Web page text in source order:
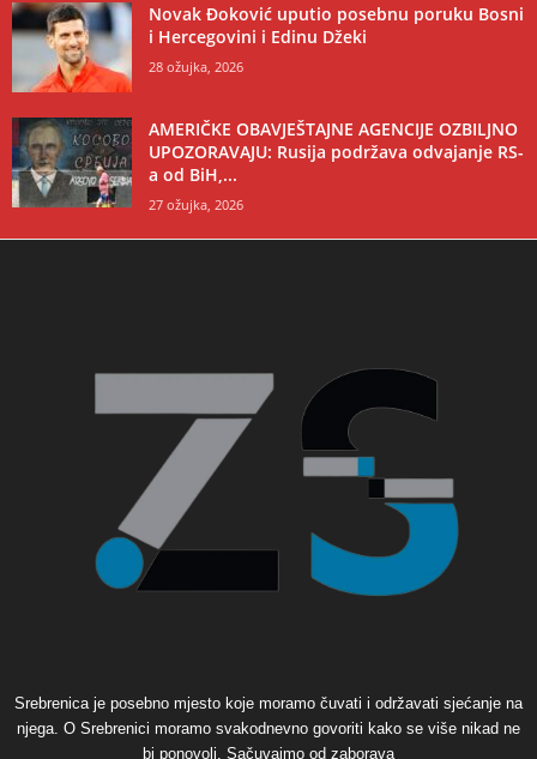
Novak Đoković uputio posebnu poruku Bosni
i Hercegovini i Edinu Džeki
28 ožujka, 2026
AMERIČKE OBAVJEŠTAJNE AGENCIJE OZBILJNO
UPOZORAVAJU: Rusija podržava odvajanje RS-
a od BiH,...
27 ožujka, 2026
Srebrenica je posebno mjesto koje moramo čuvati i održavati sjećanje na
njega. O Srebrenici moramo svakodnevno govoriti kako se više nikad ne
bi ponovoli. Sačuvajmo od zaborava